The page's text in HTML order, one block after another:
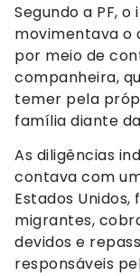
Segundo a PF,
movimentava o
por meio de
companheira,
temer pela
família diante
As diligências
contava com
Estados
migrantes,
devidos e
responsáveis